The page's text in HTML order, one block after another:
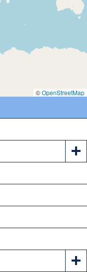
©OpenStreetMap